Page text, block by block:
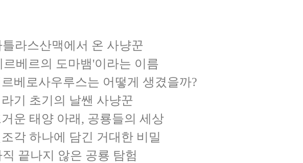
라스산맥에서 온 사냥꾼
르베르의 도마뱀'이라는 이름
르베로사우루스는 어떻게 생겼을까?
라기 초기의 날쌘 사냥꾼
거운 태양 아래, 공룡들의 세상
조각 하나에 담긴 거대한 비밀
끝나지 않은 공룡 탐험